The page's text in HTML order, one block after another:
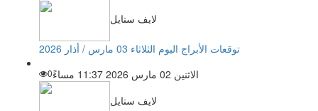
لايف ستايل
توقعات الأبراج اليوم الثلاثاء 03 مارس / أذار 2026
الاثنين 02 مارس 2026 11:37 مساءً
0
لايف ستايل